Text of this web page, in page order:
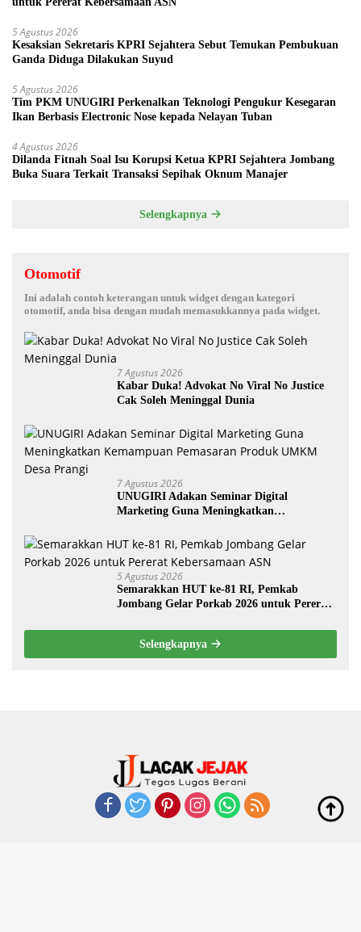
5 Agustus 2026
Kesaksian Sekretaris KPRI Sejahtera Sebut Temukan Pembukuan
Ganda Diduga Dilakukan Suyud
5 Agustus 2026
Tim PKM UNUGIRI Perkenalkan Teknologi Pengukur Kesegaran
Ikan Berbasis Electronic Nose kepada Nelayan Tuban
4 Agustus 2026
Dilanda Fitnah Soal Isu Korupsi Ketua KPRI Sejahtera Jombang
Buka Suara Terkait Transaksi Sepihak Oknum Manajer
Selengkapnya
Otomotif
Ini adalah contoh keterangan untuk widget dengan kategori
otomotif, anda bisa dengan mudah memasukkannya pada widget.
7 Agustus 2026
Kabar Duka! Advokat No Viral No Justice
Cak Soleh Meninggal Dunia
7 Agustus 2026
UNUGIRI Adakan Seminar Digital
Marketing Guna Meningkatkan
Desa Prangi
5 Agustus 2026
Semarakkan HUT ke-81 RI, Pemkab
Jombang Gelar Porkab 2026 untuk Pererat
Selengkapnya